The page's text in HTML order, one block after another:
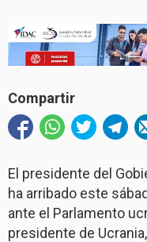
Compartir
El presidente del
ha arribado este
ante el Parlamento
presidente de